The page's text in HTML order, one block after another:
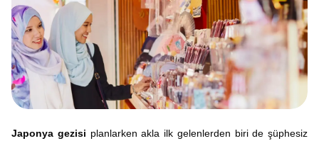
Japonya gezisi planlarken akla ilk gelenlerden biri de şüphesiz